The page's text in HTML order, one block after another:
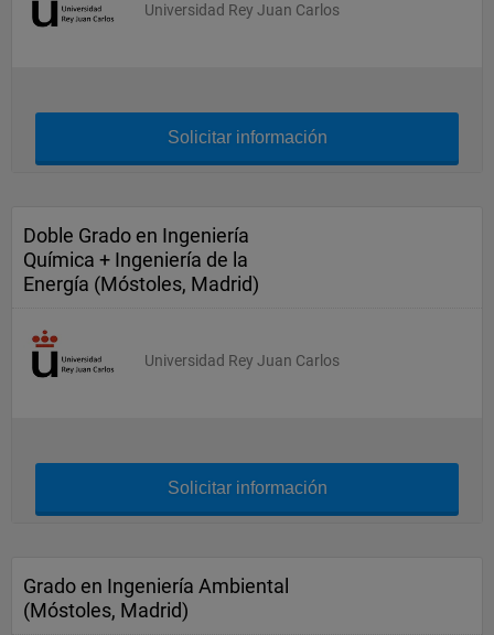
Universidad Rey Juan Carlos
Solicitar información
Doble Grado en Ingeniería
Química + Ingeniería de la
Energía (Móstoles, Madrid)
Universidad Rey Juan Carlos
Solicitar información
Grado en Ingeniería Ambiental
(Móstoles, Madrid)